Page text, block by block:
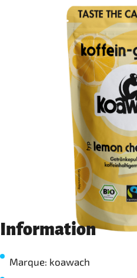
Information
Marque: koawach